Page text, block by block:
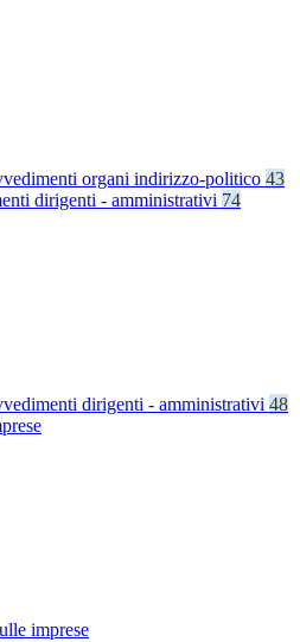
organi indirizzo-politico 43
dirigenti - amministrativi 74
dirigenti - amministrativi 48
imprese